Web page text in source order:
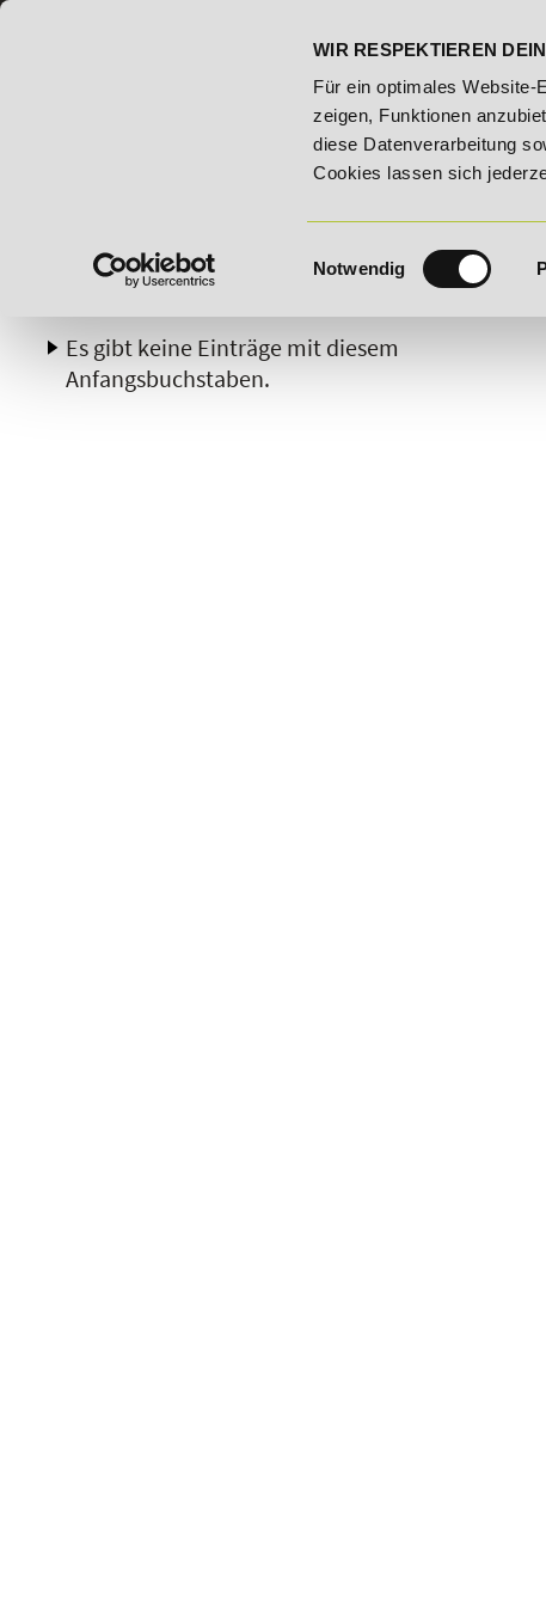
WIR RESPEKTIEREN
Für ein optimales Website-
zeigen, Funktionen
diese Datenverarbeitung
Cookies lassen sich
Einwilligungsauswahl
Notwendig
20% Rabatt bis 03.09.2026 - Bildungsroute!
B C G H
Es gibt keine Einträge mit diesem
Anfangsbuchstaben.